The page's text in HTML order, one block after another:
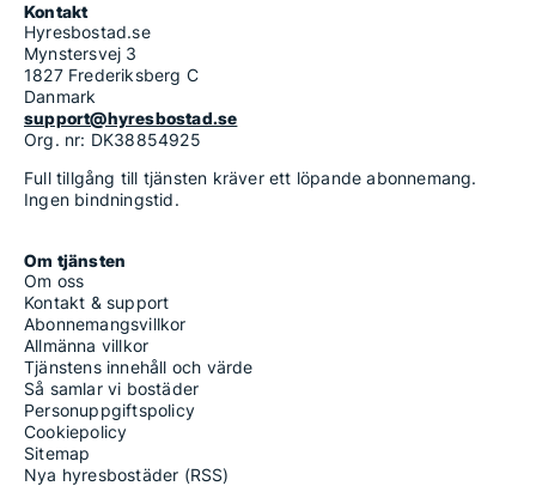
Kontakt
Hyresbostad.se
Mynstersvej 3
1827 Frederiksberg C
Danmark
support@hyresbostad.se
Org. nr: DK38854925
Full tillgång till tjänsten kräver ett löpande abonnemang.
Ingen bindningstid.
Om tjänsten
Om oss
Kontakt & support
Abonnemangsvillkor
Allmänna villkor
Tjänstens innehåll och värde
Så samlar vi bostäder
Personuppgiftspolicy
Cookiepolicy
Sitemap
Nya hyresbostäder (RSS)